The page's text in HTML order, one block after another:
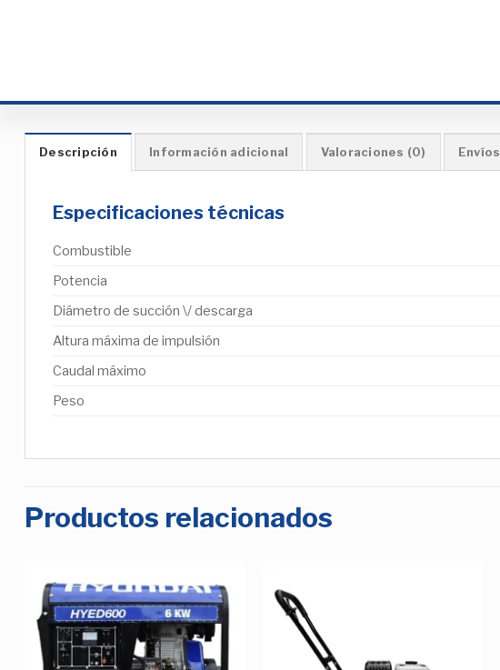
Descripción Información adicional Valoraciones (0) Envíos
Especificaciones técnicas
Combustible
Potencia
Diámetro de succión \/ descarga
Altura máxima de impulsión
Caudal máximo
Peso
Productos relacionados
Añadir
a la
Lista de
deseos